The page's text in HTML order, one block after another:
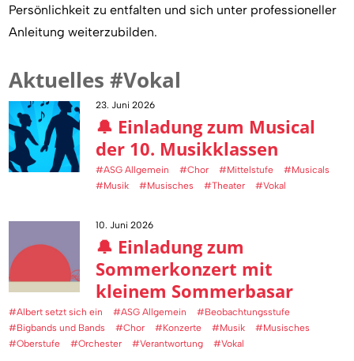
Persönlichkeit zu entfalten und sich unter professioneller
Anleitung weiterzubilden.
Aktuelles #Vokal
23. Juni 2026
🔔 Einladung zum Musical
der 10. Musikklassen
#ASG Allgemein #Chor #Mittelstufe
#Musicals
#Musik
#Musisches #Theater #Vokal
10. Juni 2026
🔔 Einladung zum
Sommerkonzert mit
kleinem Sommerbasar
#Albert setzt sich ein #ASG Allgemein
#Beobachtungsstufe
#Bigbands und Bands
#Chor #Konzerte #Musik
#Musisches
#Oberstufe
#Orchester #Verantwortung #Vokal